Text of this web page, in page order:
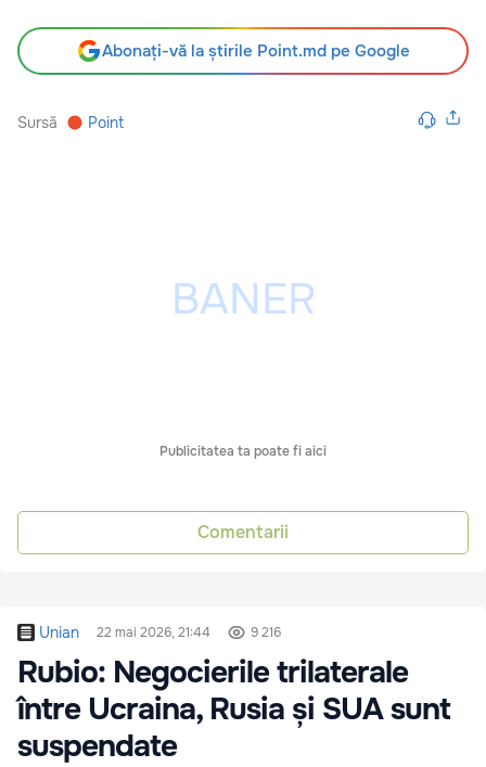
Abonați-vă la știrile Point.md pe Google
Sursă Point
Publicitatea ta poate fi aici
Comentarii
Unian 22 mai 2026, 21:44 9 216
Rubio: Negocierile trilaterale
între Ucraina, Rusia și SUA sunt
suspendate